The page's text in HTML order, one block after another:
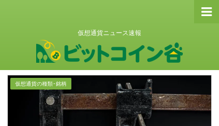
仮想通貨ニュース速報
仮想通貨の種類･銘柄